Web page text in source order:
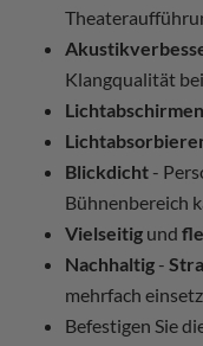
Klangqualität
Blickdicht -
Bühnenbereich
Vielseitig und
Nachhaltig -
mehrfach
Befestigen Sie